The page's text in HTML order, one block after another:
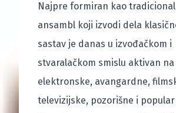
Najpre formiran kao
ansambl koji izvodi dela
sastav je danas u izvođačkom i
stvaralačkom smislu aktivan
elektronske, avangardne,
televizijske, pozorišne i